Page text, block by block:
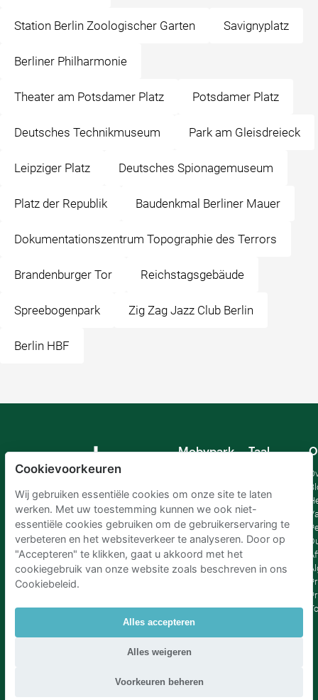
Station Berlin Zoologischer Garten Savignyplatz
Berliner Philharmonie
Theater am Potsdamer Platz Potsdamer Platz
Deutsches Technikmuseum Park am Gleisdreieck
Leipziger Platz Deutsches Spionagemuseum
Platz der Republik Baudenkmal Berliner Mauer
Dokumentationszentrum Topographie des Terrors
Brandenburger Tor Reichstagsgebäude
Spreebogenpark Zig Zag Jazz Club Berlin
Berlin HBF
Mobypark
Taal
Spaans
Frankrijk
Italiaans
Nederlands
Parkeren Amsterdam
Parkeren Den Haag|Parkeren Rotterdam
Cookievoorkeuren
Wij gebruiken essentiële cookies om onze site te laten
werken. Met uw toestemming kunnen we ook niet-
essentiële cookies gebruiken om de gebruikerservaring te
verbeteren en het websiteverkeer te analyseren. Door op
"Accepteren" te klikken, gaat u akkoord met het
cookiegebruik van onze website zoals beschreven in ons
Cookiebeleid.
Alles accepteren
Alles weigeren
Voorkeuren beheren